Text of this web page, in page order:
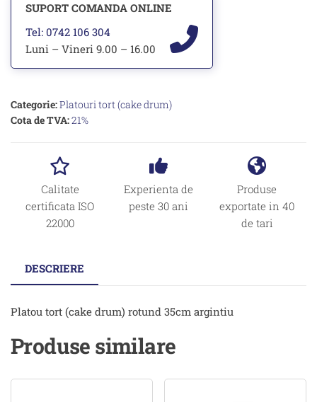
SUPORT COMANDA ONLINE
Tel: 0742 106 304
Luni – Vineri 9.00 – 16.00
Categorie:Platouri tort (cake drum)
Cota de TVA:21%
Calitate
certificata ISO
22000
Experienta de
peste 30 ani
Produse
exportate in 40
de tari
DESCRIERE
Platou tort (cake drum) rotund 35cm argintiu
Produse similare